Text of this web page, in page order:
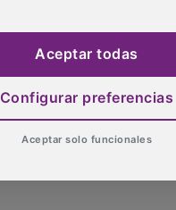
Aceptar todas
Configurar preferencias
Aceptar solo funcionales